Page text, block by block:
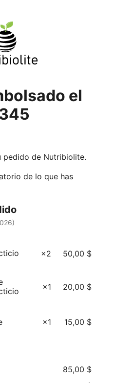
el
pedido de Nutribiolite.
de lo que has
)
×2 50,00 $
×1 20,00 $
×1 15,00 $
85,00 $